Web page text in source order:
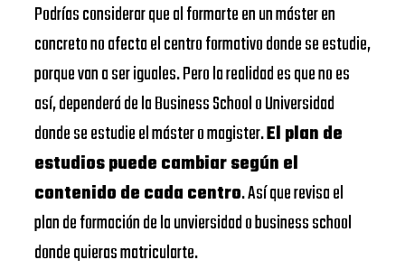
Podrías considerar que al formarte en un máster en
concreto no afecta el centro formativo donde se estudie,
porque van a ser iguales. Pero la realidad es que no es
así, dependerá de la Business School o Universidad
donde se estudie el máster o magister.El plan de
estudios puede cambiar según el
contenido de cada centro. Así que revisa el
plan de formación de la unviersidad o business school
donde quieras matricularte.